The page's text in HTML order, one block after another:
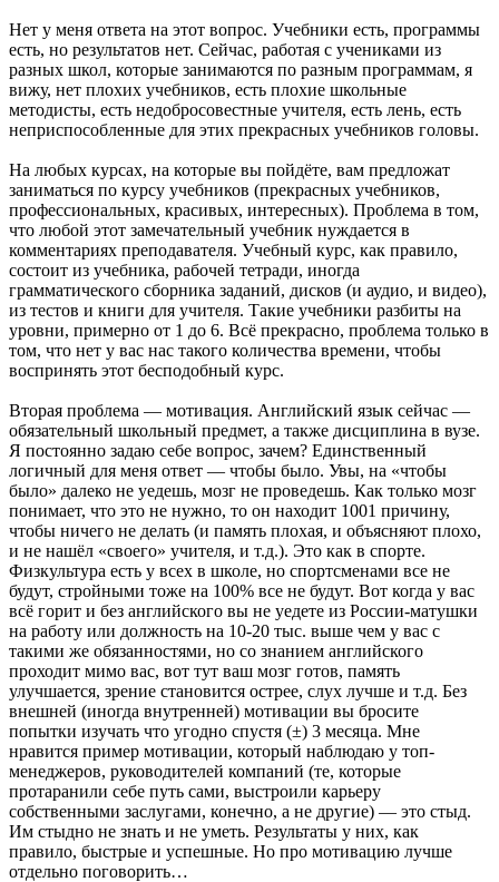
Нет у меня ответа на этот вопрос. Учебники есть, программы
есть, но результатов нет. Сейчас, работая с учениками из
разных школ, которые занимаются по разным программам, я
вижу, нет плохих учебников, есть плохие школьные
методисты, есть недобросовестные учителя, есть лень, есть
неприспособленные для этих прекрасных учебников головы.
На любых курсах, на которые вы пойдёте, вам предложат
заниматься по курсу учебников (прекрасных учебников,
профессиональных, красивых, интересных). Проблема в том,
что любой этот замечательный учебник нуждается в
комментариях преподавателя. Учебный курс, как правило,
состоит из учебника, рабочей тетради, иногда
грамматического сборника заданий, дисков (и аудио, и видео),
из тестов и книги для учителя. Такие учебники разбиты на
уровни, примерно от 1 до 6. Всё прекрасно, проблема только в
том, что нет у вас нас такого количества времени, чтобы
воспринять этот бесподобный курс.
Вторая проблема — мотивация. Английский язык сейчас —
обязательный школьный предмет, а также дисциплина в вузе.
Я постоянно задаю себе вопрос, зачем? Единственный
логичный для меня ответ — чтобы было. Увы, на «чтобы
было» далеко не уедешь, мозг не проведешь. Как только мозг
понимает, что это не нужно, то он находит 1001 причину,
чтобы ничего не делать (и память плохая, и объясняют плохо,
и не нашёл «своего» учителя, и т.д.). Это как в спорте.
Физкультура есть у всех в школе, но спортсменами все не
будут, стройными тоже на 100% все не будут. Вот когда у вас
всё горит и без английского вы не уедете из России-матушки
на работу или должность на 10-20 тыс. выше чем у вас с
такими же обязанностями, но со знанием английского
проходит мимо вас, вот тут ваш мозг готов, память
улучшается, зрение становится острее, слух лучше и т.д. Без
внешней (иногда внутренней) мотивации вы бросите
попытки изучать что угодно спустя (±) 3 месяца. Мне
нравится пример мотивации, который наблюдаю у топ-
менеджеров, руководителей компаний (те, которые
протаранили себе путь сами, выстроили карьеру
собственными заслугами, конечно, а не другие) — это стыд.
Им стыдно не знать и не уметь. Результаты у них, как
правило, быстрые и успешные. Но про мотивацию лучше
отдельно поговорить…